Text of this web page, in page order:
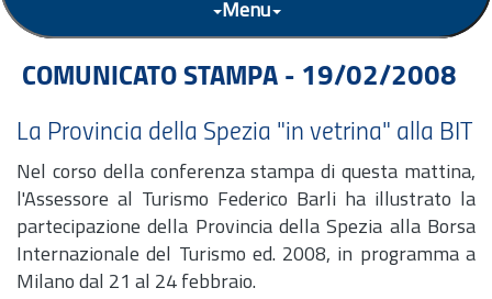
Menu
COMUNICATO STAMPA - 19/02/2008
La Provincia della Spezia "in vetrina" alla BIT
Nel corso della conferenza stampa di questa mattina,
l'Assessore al Turismo Federico Barli ha illustrato la
partecipazione della Provincia della Spezia alla Borsa
Internazionale del Turismo ed. 2008, in programma a
Milano dal 21 al 24 febbraio.